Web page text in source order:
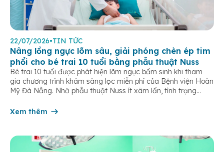
22/07/2026•TIN TỨC
Nâng lồng ngực lõm sâu, giải phóng chèn ép tim
phổi cho bé trai 10 tuổi bằng phẫu thuật Nuss
Bé trai 10 tuổi được phát hiện lõm ngực bẩm sinh khi tham
gia chương trình khám sàng lọc miễn phí của Bệnh viện Hoàn
Mỹ Đà Nẵng. Nhờ phẫu thuật Nuss ít xâm lấn, tình trạng
ngày điều trị. Lõm ngực […]
Xem thêm